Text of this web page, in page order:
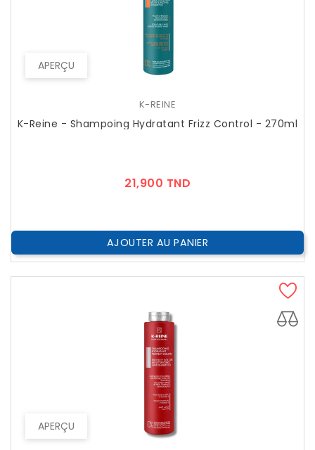
APERÇU
K-REINE
K-Reine - Shampoing Hydratant Frizz Control - 270ml
21,900 TND
AJOUTER AU PANIER
APERÇU